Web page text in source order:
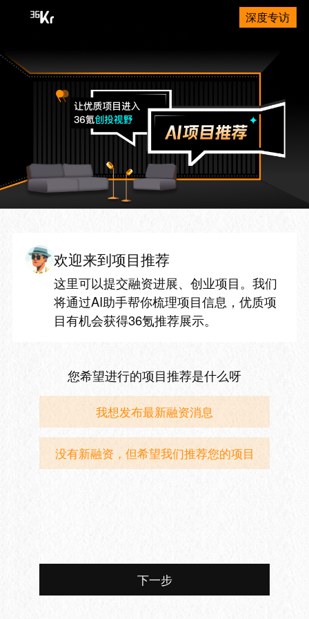
深度专访
欢迎来到项目推荐
这里可以提交融资进展、创业项目。我们
将通过AI助手帮你梳理项目信息，优质项
目有机会获得36氪推荐展示。
您希望进行的项目推荐是什么呀
我想发布最新融资消息
没有新融资，但希望我们推荐您的项目
下一步